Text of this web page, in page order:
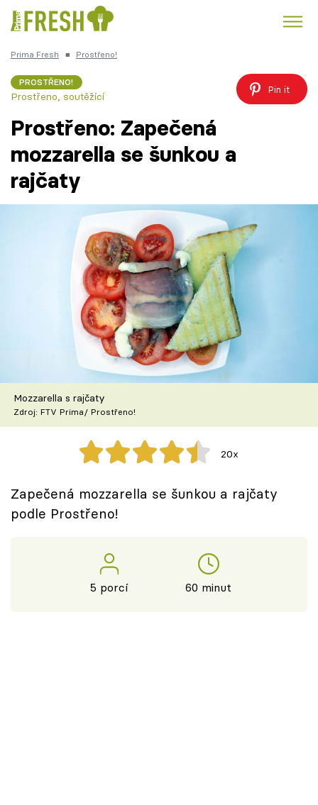
Česká kuchyně
Témata
TV Program
Škola vaření
Recepty z TV
Speciál: Cuketa
Těhotnej kuchař
Přihlášení
Prima Fresh ■ Prostřeno!
PROSTŘENO!
Prostřeno, soutěžící
Pin it
Prostřeno: Zapečená
mozzarella se šunkou a
rajčaty
Mozzarella s rajčaty
Zdroj: FTV Prima/ Prostřeno!
20x
Zapečená mozzarella se šunkou a rajčaty
podle Prostřeno!
5 porcí 60 minut